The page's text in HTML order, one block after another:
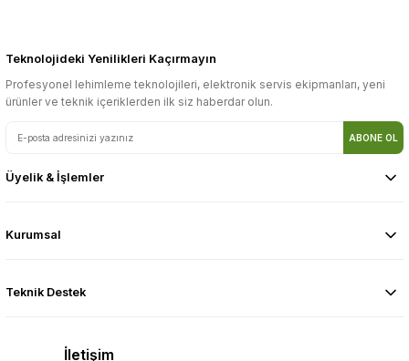
Teknolojideki Yenilikleri Kaçırmayın
Profesyonel lehimleme teknolojileri, elektronik servis ekipmanları, yeni
ürünler ve teknik içeriklerden ilk siz haberdar olun.
ABONE OL
Üyelik & İşlemler
Kurumsal
Teknik Destek
İletişim